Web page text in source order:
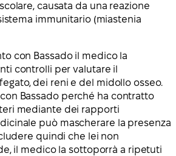
causata da una reazione
immunitario (miastenia
con Bassado il medico la
controlli per valutare il
dei reni e del midollo osseo.
Bassado perché ha contratto
mediante dei rapporti
può mascherare la presenza
quindi che lei non
il medico la sottoporrà a ripetuti